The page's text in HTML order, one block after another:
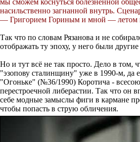
насильственно загнанной внутрь.
— Григорием Гориным и мной — летом
Так что по словам Рязанова и не
отображать ту эпоху, у него были
Но и тут всё не так просто. Дело в том,
"эзопову сталинщину" уже в 1990-м, да
"Огоньке" (№36/1990) Коротича -
перестроечной либерастии. Так что он
себе модные замыслы фиги в кармане
чтобы попасть в струю обличения.